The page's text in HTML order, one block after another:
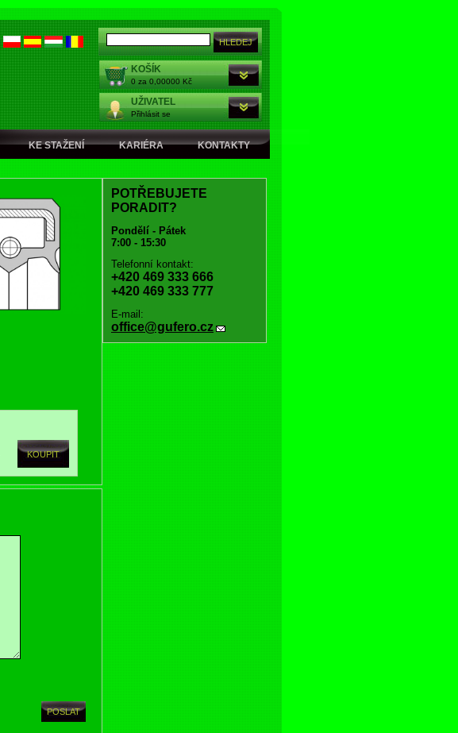
KOŠÍK
0 za 0,00000 Kč
UŽIVATEL
Přihlásit se
KE STAŽENÍ KARIÉRA KONTAKTY
POTŘEBUJETE
PORADIT?
Pondělí - Pátek
7:00 - 15:30
Telefonní kontakt:
+420 469 333 666
+420 469 333 777
E-mail:
office@gufero.cz